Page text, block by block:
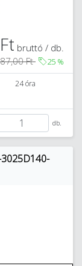
bruttó / db.
Ft
25 %
24 óra
db.